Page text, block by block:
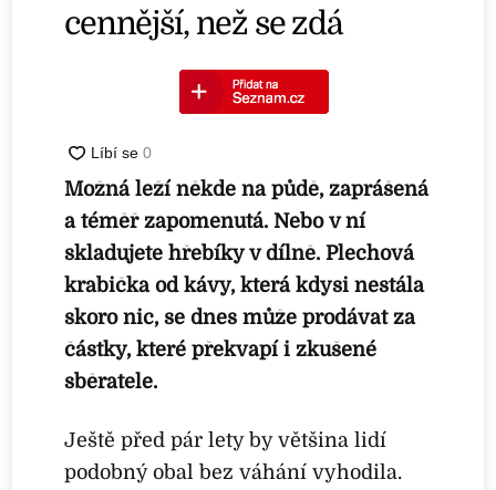
cennější, než se zdá
Možná leží někde na půdě, zaprášená
a téměř zapomenutá. Nebo v ní
skladujete hřebíky v dílně. Plechová
krabička od kávy, která kdysi nestála
skoro nic, se dnes může prodávat za
částky, které překvapí i zkušené
sběratele.
Ještě před pár lety by většina lidí
podobný obal bez váhání vyhodila.